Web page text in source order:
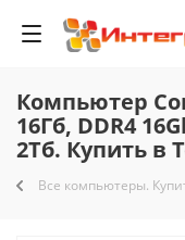
Компьютер
16Гб, DDR4
2Тб. Купить в
Все компьютеры.